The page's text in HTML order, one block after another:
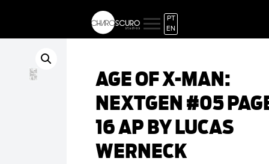
PT
EN
AGE OF X-MAN:
NEXTGEN #05
16 AP BY LUCAS
WERNECK